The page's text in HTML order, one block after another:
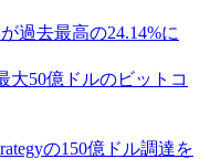
過去最高の24.14%に
大50億ドルのビットコ
の150億ドル調達を